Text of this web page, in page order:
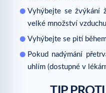
Vyhýbejte se žvýkání
velké množství
Vyhýbejte se pití
Pokud nadýmání
uhlím (dostupné v